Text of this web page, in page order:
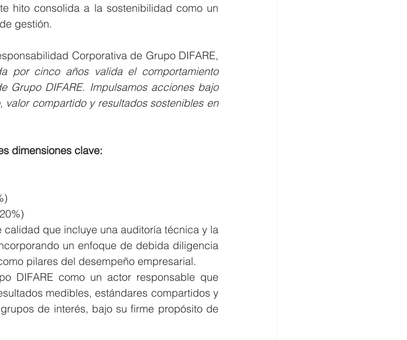
hito consolida a la sostenibilidad como un
gestión.
Corporativa de Grupo DIFARE,
por cinco años valida el comportamiento
Grupo DIFARE. Impulsamos acciones bajo
compartido y resultados sostenibles en
dimensiones clave:
que incluye una auditoría técnica y la
un enfoque de debida diligencia
pilares del desempeño empresarial.
DIFARE como un actor responsable que
medibles, estándares compartidos y
de interés, bajo su firme propósito de